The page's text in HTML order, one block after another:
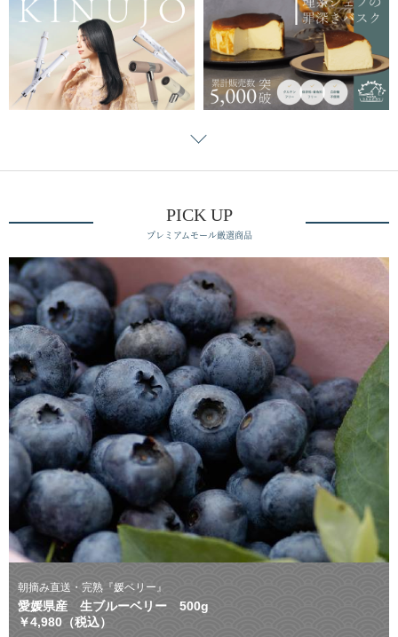
PICK UP
プレミアムモール厳選商品
朝摘み直送・完熟『媛ベリー』
愛媛県産 生ブルーベリー 500g
￥4,980（税込）